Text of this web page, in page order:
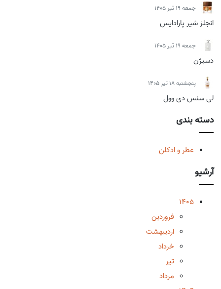
جمعه 19 تیر 1405
انجلز شیر پارادایس
جمعه 19 تیر 1405
دسیژن
پنجشنبه 18 تیر 1405
لی سنس دی وول
دسته بندی
عطر و ادکلن
آرشیو
1405
فروردین
اردیبهشت
خرداد
تیر
مرداد